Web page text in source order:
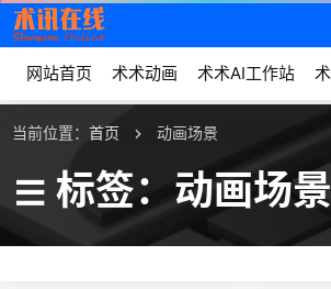
网站首页 术术动画 术术AI工作站
当前位置： 首页 动画场景
标签：动画场景